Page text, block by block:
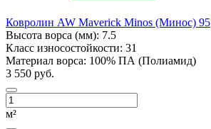
Ковролин AW Maverick Minos (Минос) 95
Высота ворса (мм): 7.5
Класс износостойкости: 31
Материал ворса: 100% ПА (Полиамид)
3 550 руб.
м²